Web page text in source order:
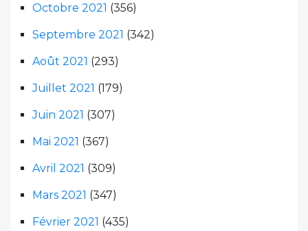
Octobre 2021 (356)
Septembre 2021 (342)
Août 2021 (293)
Juillet 2021 (179)
Juin 2021 (307)
Mai 2021 (367)
Avril 2021 (309)
Mars 2021 (347)
Février 2021 (435)